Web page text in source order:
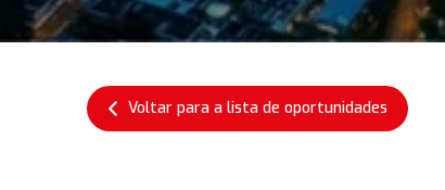
Voltar para a lista de oportunidades